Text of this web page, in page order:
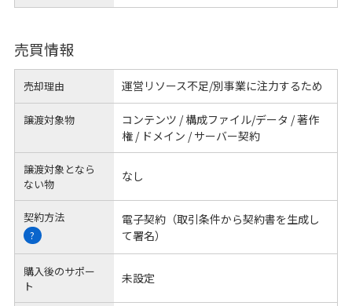
売買情報
売却理由 運営リソース不足/別事業に注力するため
譲渡対象物
コンテンツ / 構成ファイル/データ / 著作
権 / ドメイン / サーバー契約
譲渡対象となら
ない物
なし
契約方法
?
電子契約（取引条件から契約書を生成し
て署名）
購入後のサポー
ト
未設定